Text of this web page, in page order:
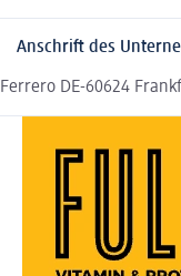
Anschrift des
Ferrero DE-60624